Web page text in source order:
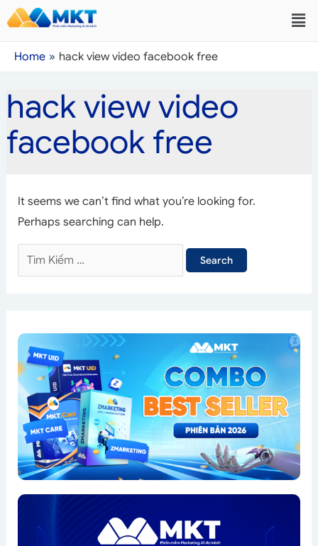
Home hack view video facebook free
hack view video
facebook free
It seems we can’t find what you’re looking for.
Perhaps searching can help.